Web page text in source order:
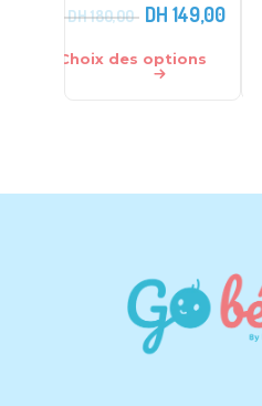
DH180,00 DH 149,00
Choix des options